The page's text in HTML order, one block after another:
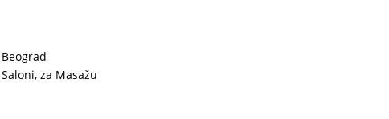
Beograd
Saloni, za Masažu